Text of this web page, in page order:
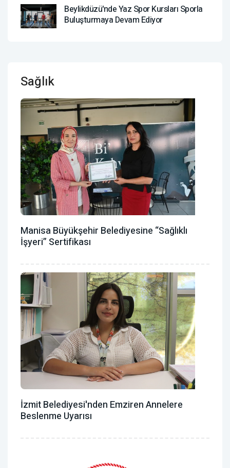
Beylikdüzü'nde Yaz Spor Kursları Sporla
Buluşturmaya Devam Ediyor
Sağlık
Manisa Büyükşehir Belediyesine “Sağlıklı
İşyeri” Sertifikası
İzmit Belediyesi'nden Emziren Annelere
Beslenme Uyarısı